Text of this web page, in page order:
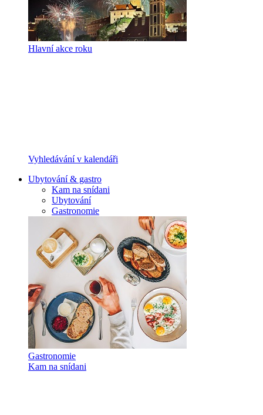
Hlavní akce roku
Vyhledávání v kalendáři
Ubytování & gastro
Kam na snídani
Ubytování
Gastronomie
Gastronomie
Kam na snídani